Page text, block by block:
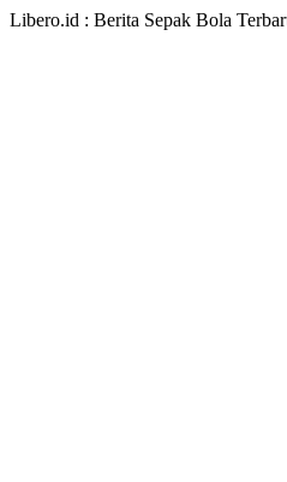
Libero.id : Berita Sepak Bola